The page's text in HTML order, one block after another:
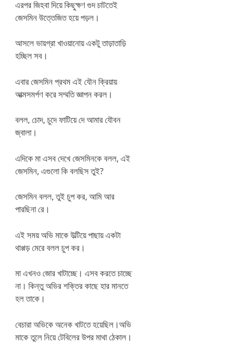
এরপর জিহবা দিয়ে কিছুক্ষণ গুদ চাটতেই
জেসমিন উত্তেজিত হয়ে পড়ল।
আসলে ভায়গ্রা খাওয়ানোয় একটু তাড়াতাড়ি
হচ্ছিল সব।
এবার জেসমিন প্রথম এই যৌন ক্রিয়ায়
আত্মসমর্পণ করে সম্মতি জ্ঞাপন করল।
বলল, চোদ, চুদে ফাটিয়ে দে আমার যৌবন
জ্বালা।
এদিকে মা এসব দেখে জেসমিনকে বলল, এই
জেসমিন, এগুলো কি বলছিস তুই?
জেসমিন বলল, তুই চুপ কর, আমি আর
পারছিনা রে।
এই সময় অভি মাকে উল্টিয়ে পাছায় একটা
থাপ্পড় মেরে বলল চুপ কর।
মা এখনও জোর খাটাচ্ছে। এসব করতে চাচ্ছে
না। কিন্তু অভির শক্তির কাছে হার মানতে
হল তাকে।
বেচারা অভিকে অনেক খাটতে হয়েছিল।অভি
মাকে তুলে নিয়ে টেবিলের উপর মাথা ঠেকাল।